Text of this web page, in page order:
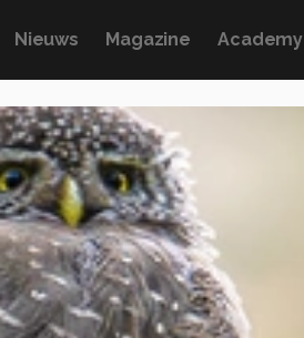
Nieuws Magazine Academy